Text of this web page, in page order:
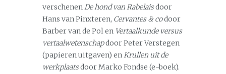
verschenenDe hond van Rabelaisdoor
Hans van Pinxteren, Cervantes & codoor
Barber van de Pol en Vertaalkunde versus
vertaalwetenschapdoor Peter Verstegen
(papieren uitgaven) enKrullen uit de
werkplaatsdoor Marko Fondse (e-boek).